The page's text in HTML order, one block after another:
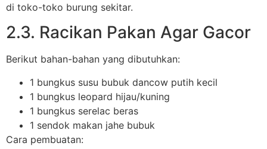
di toko-toko burung sekitar.
2.3. Racikan Pakan Agar Gacor
Berikut bahan-bahan yang dibutuhkan:
1 bungkus susu bubuk dancow putih kecil
1 bungkus leopard hijau/kuning
1 bungkus serelac beras
1 sendok makan jahe bubuk
Cara pembuatan: